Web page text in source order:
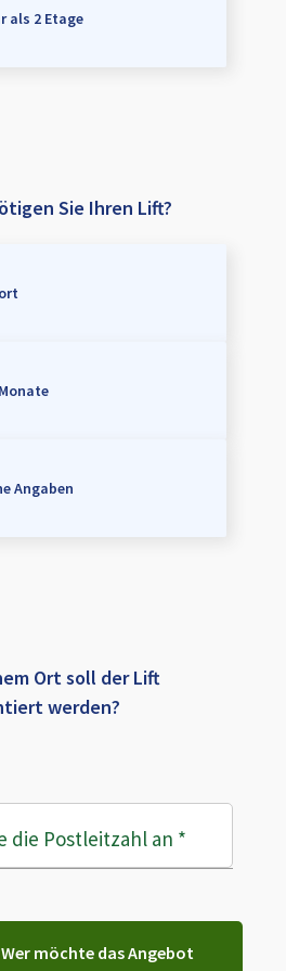
als 2 Etage
Sie Ihren Lift?
Angaben
Ort soll der Lift
werden?
die Postleitzahl an *
möchte das Angebot